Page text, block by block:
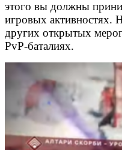
этого вы должны
игровых активностях.
других открытых
PvP-баталиях.